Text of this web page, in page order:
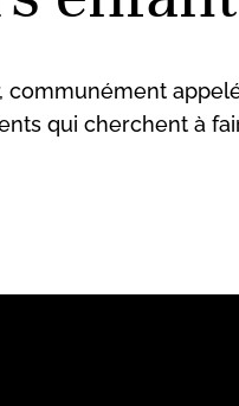
communément
qui cherchent à